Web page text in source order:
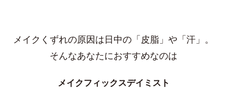
メイクくずれの原因は日中の「皮脂」や「汗」。
そんなあなたにおすすめなのは
メイクフィックスデイミスト